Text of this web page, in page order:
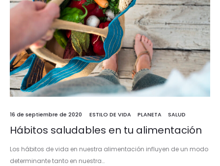
16 de septiembre de 2020 ESTILO DE VIDA PLANETA SALUD
Hábitos saludables en tu alimentación
Los hábitos de vida en nuestra alimentación influyen de un modo
determinante tanto en nuestra…